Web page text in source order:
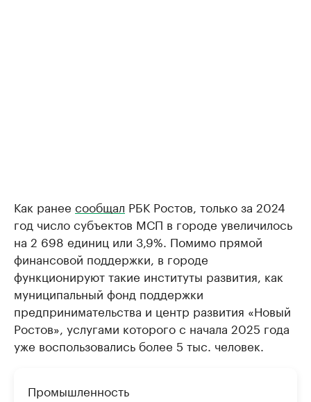
Как ранее сообщал РБК Ростов, только за 2024
год число субъектов МСП в городе увеличилось
на 2 698 единиц или 3,9%. Помимо прямой
финансовой поддержки, в городе
функционируют такие институты развития, как
муниципальный фонд поддержки
предпринимательства и центр развития «Новый
Ростов», услугами которого с начала 2025 года
уже воспользовались более 5 тыс. человек.
Промышленность